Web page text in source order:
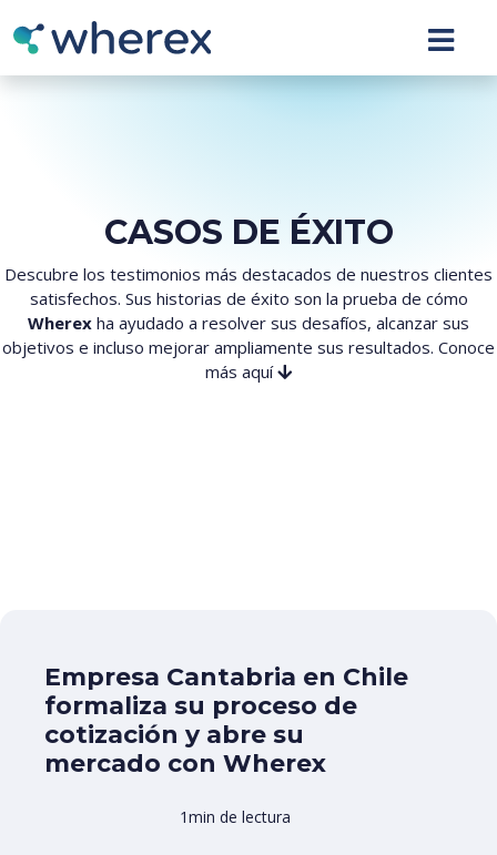
CASOS DE ÉXITO
Descubre los testimonios más destacados de nuestros clientes
satisfechos. Sus historias de éxito son la prueba de cómo
Wherex ha ayudado a resolver sus desafíos, alcanzar sus
objetivos e incluso mejorar ampliamente sus resultados. Conoce
más aquí
Empresa Cantabria en Chile
formaliza su proceso de
cotización y abre su
mercado con Wherex
1min de lectura